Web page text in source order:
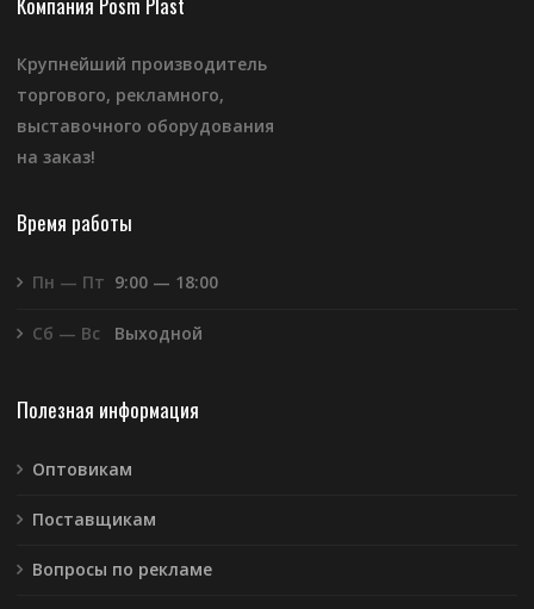
Крупнейший производитель
торгового, рекламного,
выставочного оборудования
на заказ!
Время работы
Пн — Пт 9:00 — 18:00
Сб — Вс Выходной
Полезная информация
Оптовикам
Поставщикам
Вопросы по рекламе